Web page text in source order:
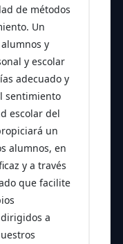
de métodos
Un
y
y escolar
adecuado y
sentimiento
escolar del
un
alumnos, en
y a través
que facilite
a